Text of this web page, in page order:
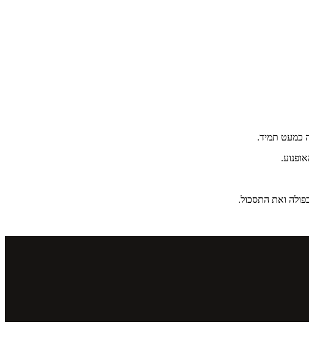
כמעט תמיד.
ואת התסכול.